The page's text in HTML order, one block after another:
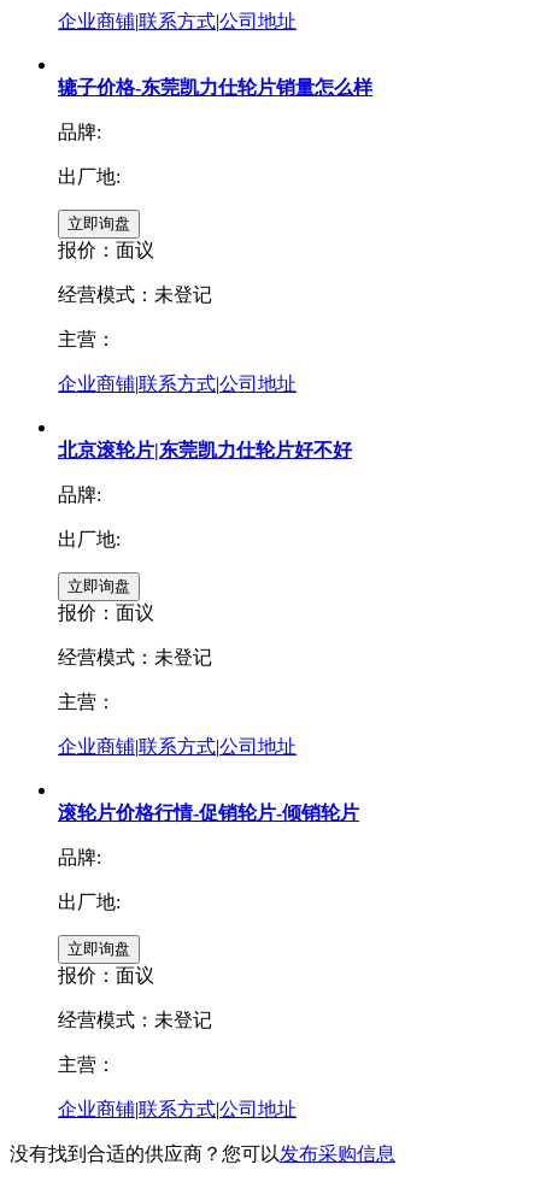
企业商铺|联系方式|公司地址
辘子价格-东莞凯力仕轮片销量怎么样
品牌:
出厂地:
报价： 面议
经营模式：未登记
主营：
企业商铺|联系方式|公司地址
北京滚轮片|东莞凯力仕轮片好不好
品牌:
出厂地:
报价： 面议
经营模式：未登记
主营：
企业商铺|联系方式|公司地址
滚轮片价格行情-促销轮片-倾销轮片
品牌:
出厂地:
报价： 面议
经营模式：未登记
主营：
企业商铺|联系方式|公司地址
没有找到合适的供应商？您可以发布采购信息